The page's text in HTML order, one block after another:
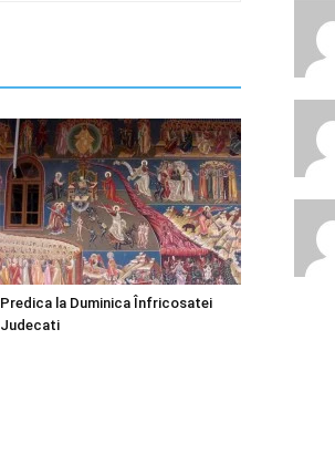
Predica la Duminica Înfricosatei
Judecati